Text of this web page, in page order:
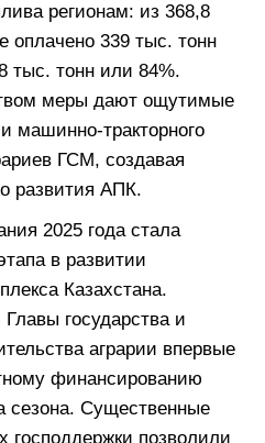
регионам: из 368,8
оплачено 339 тыс. тонн
тыс. тонн или 84%.
меры дают ощутимые
машинно-тракторного
ГСМ, создавая
развития АПК.
2025 года стала
в развитии
Казахстана.
государства и
аграрии впервые
финансированию
сезона. Существенные
господдержки позволили